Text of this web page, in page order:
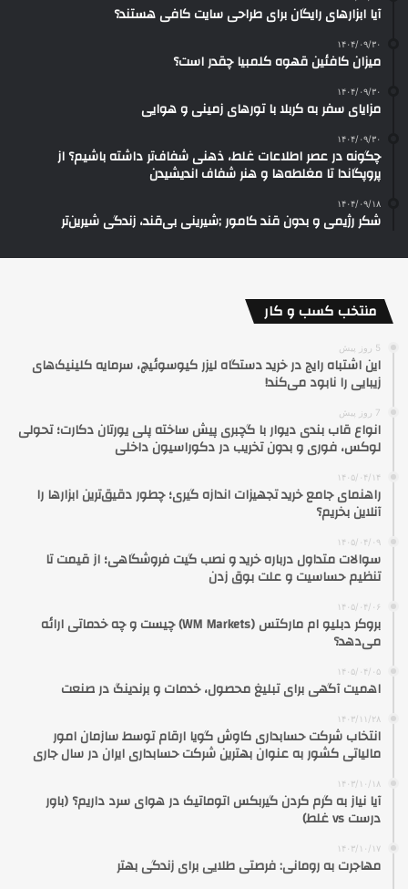
آیا ابزارهای رایگان برای طراحی سایت کافی هستند؟
۱۴۰۴/۰۹/۳۰
میزان کافئین قهوه کلمبیا چقدر است؟
۱۴۰۴/۰۹/۳۰
مزایای سفر به کربلا با تورهای زمینی و هوایی
۱۴۰۴/۰۹/۳۰
چگونه در عصر اطلاعات غلط، ذهنی شفاف‌تر داشته باشیم؟ از
پروپگاندا تا مغلطه‌ها و هنر شفاف اندیشیدن
۱۴۰۴/۰۹/۱۸
شکر رژیمی و بدون قند کامور ;شیرینی بی‌قند، زندگی شیرین‌تر
منتخب کسب و کار
5 روز پیش
این اشتباه رایج در خرید دستگاه لیزر کیوسوئیچ، سرمایه کلینیک‌های
زیبایی را نابود می‌کند!
7 روز پیش
انواع قاب بندی دیوار با گچبری پیش ساخته پلی یورتان دکارت؛ تحولی
لوکس، فوری و بدون تخریب در دکوراسیون داخلی
۱۴۰۵/۰۴/۱۴
راهنمای جامع خرید تجهیزات اندازه گیری؛ چطور دقیق‌ترین ابزارها را
آنلاین بخریم؟
۱۴۰۵/۰۴/۰۹
سوالات متداول درباره خرید و نصب گیت فروشگاهی؛ از قیمت تا
تنظیم حساسیت و علت بوق زدن
۱۴۰۵/۰۴/۰۶
بروکر دبلیو ام مارکتس (WM Markets) چیست و چه خدماتی ارائه
می‌دهد؟
۱۴۰۵/۰۴/۰۵
اهمیت آگهی برای تبلیغ محصول، خدمات و برندینگ در صنعت
۱۴۰۳/۱۱/۲۸
انتخاب شرکت حسابداری کاوش گویا ارقام توسط سازمان امور
مالیاتی کشور به عنوان بهترین شرکت حسابداری ایران در سال جاری
۱۴۰۳/۱۰/۱۸
آیا نیاز به گرم کردن گیربکس اتوماتیک در هوای سرد داریم؟ (باور
درست vs غلط)
۱۴۰۳/۱۰/۱۷
مهاجرت به رومانی: فرصتی طلایی برای زندگی بهتر